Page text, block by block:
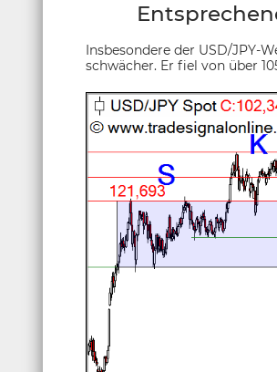
Insbesondere der USD/JPY-
schwächer. Er fiel von über